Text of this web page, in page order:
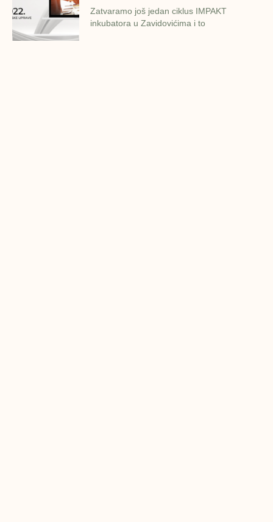
Zatvaramo još jedan ciklus IMPAKT
inkubatora u Zavidovićima i to